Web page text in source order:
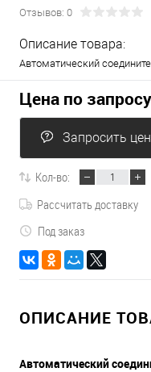
Отзывов: 0
Описание товара:
Автоматический
Цена по запросу
Запросить
Кол-во:
Рассчитать доставку
Под заказ
ОПИСАНИЕ
Автоматический